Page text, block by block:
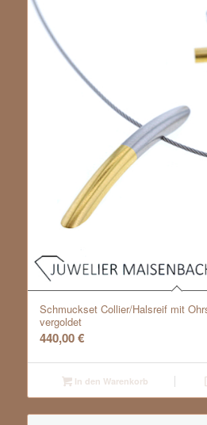
Schmuckset Collier/Halsreif mit
vergoldet
440,00€
In den Warenkorb